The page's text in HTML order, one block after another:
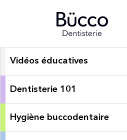
Vidéos éducatives
Dentisterie 101
Hygiène buccodentaire